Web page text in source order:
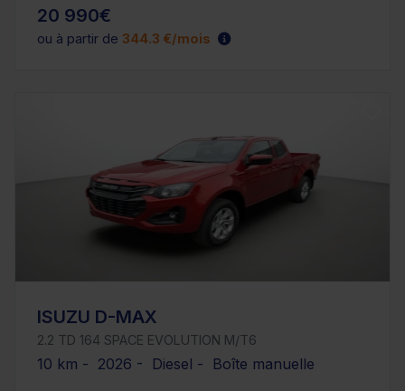
20 990€
ou à partir de 344.3 €/mois
ISUZU D-MAX
2.2 TD 164 SPACE EVOLUTION M/T6
10 km - 2026 - Diesel - Boîte manuelle